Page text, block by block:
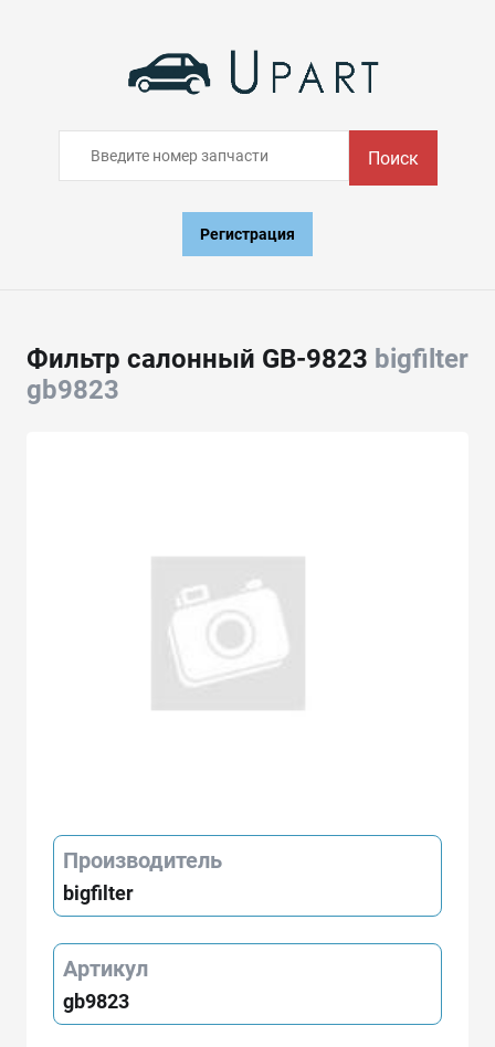
Поиск
Регистрация
Фильтр салонный GB-9823 bigfilter
gb9823
Производитель
bigfilter
Артикул
gb9823